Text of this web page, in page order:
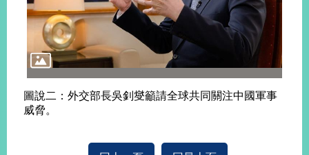
安
全
策
無
障
礙
圖說二：外交部長吳釗燮籲請全球共同關注中國軍事
威脅。